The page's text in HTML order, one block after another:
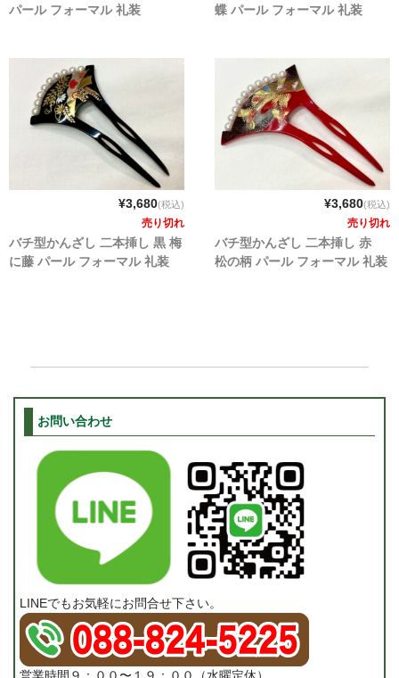
パール フォーマル 礼装
蝶 パール フォーマル 礼装
¥3,680(税込)
売り切れ
バチ型かんざし 二本挿し 黒 梅
に藤 パール フォーマル 礼装
¥3,680(税込)
売り切れ
バチ型かんざし 二本挿し 赤
松の柄 パール フォーマル 礼装
お問い合わせ
LINEでもお気軽にお問合せ下さい。
営業時間９：００〜１９：００（水曜定休）